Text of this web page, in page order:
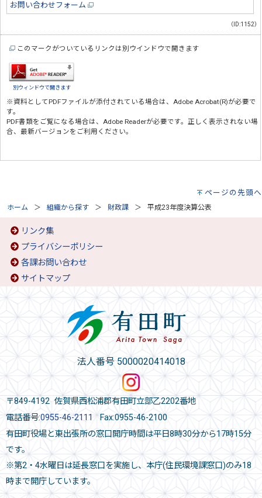
お問い合わせフォーム
（ID:1152）
このマークがついているリンクは別ウインドウで開きます
別ウィンドウで開きます
※資料としてPDFファイルが添付されている場合は、 Adobe Acrobat(R)が必要で
す。
PDF書類をご覧になる場合は、 Adobe Readerが必要です。正しく表示されない場
合、最新バージョンをご利用ください。
ページの先頭へ
ホーム 組織から探す 財政課 平成23年度決算公表
リンク集
プライバシーポリシー
各課お問い合わせ
サイトマップ
法人番号 5000020414018
〒849-4192 佐賀県西松浦郡有田町立部乙2202番地
電話番号:0955-46-2111 Fax:0955-46-2100
有田町役場と東出張所の窓口開庁時間は平日8時30分から17時15分
です。
※第2・4水曜日は延長窓口を実施し、本庁(住民環境課窓口)のみ18
時まで開庁しています。